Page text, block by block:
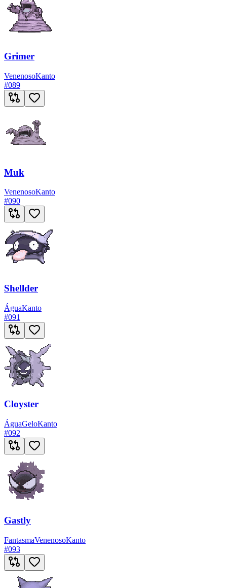
Grimer
VenenosoKanto
#089
Muk
VenenosoKanto
#090
Shellder
ÁguaKanto
#091
Cloyster
ÁguaGeloKanto
#092
Gastly
FantasmaVenenosoKanto
#093